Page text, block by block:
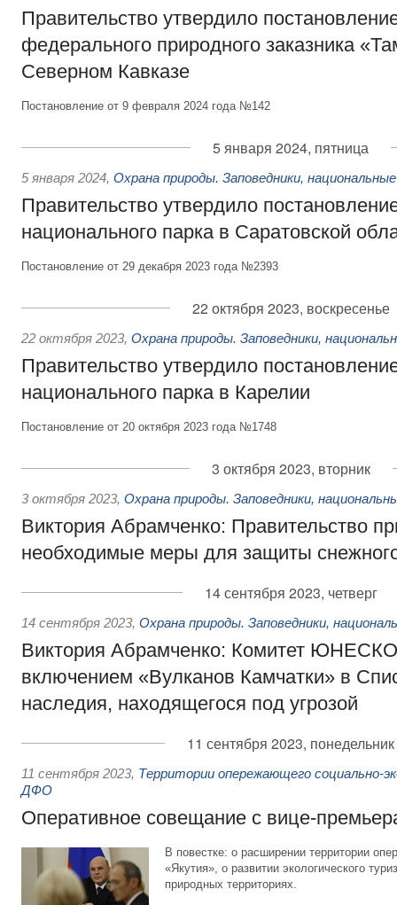
Правительство утвердило
федерального природного заказника
Северном Кавказе
Постановление от 9 февраля 2024 года №142
5 января 2024, пятница
5 января 2024, Охрана природы. Заповедники,
Правительство утвердило
национального парка в Саратовской
Постановление от 29 декабря 2023 года №2393
22 октября 2023, воскресенье
22 октября 2023, Охрана природы. Заповедники,
Правительство утвердило
национального парка в Карелии
Постановление от 20 октября 2023 года №1748
3 октября 2023, вторник
3 октября 2023, Охрана природы. Заповедники,
Виктория Абрамченко: Правительство
необходимые меры для защиты
14 сентября 2023, четверг
14 сентября 2023, Охрана природы. Заповедники,
Виктория Абрамченко: Комитет ЮНЕСКО
включением «Вулканов Камчатки» в
наследия, находящегося под угрозой
11 сентября 2023, понедельник
11 сентября 2023, Территории опережающего социально-
ДФО
Оперативное совещание с вице-
В повестке: о расширении территории
«Якутия», о развитии экологического
природных территориях.